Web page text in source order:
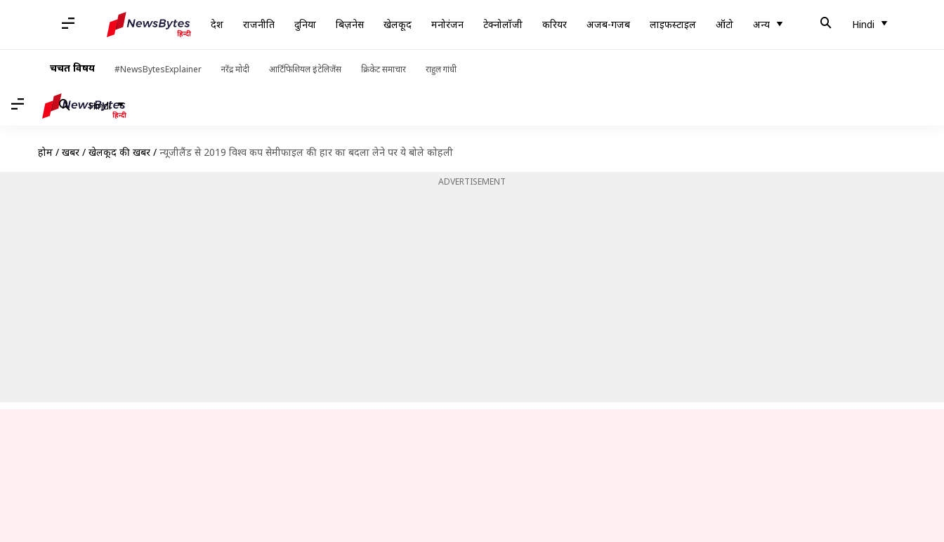
देश राजनीति दुनिया बिज़नेस खेलकूद मनोरंजन टेक्नोलॉजी करियर अजब-गजब लाइफस्टाइल ऑटो अन्य Hindi
चर्चित विषय #NewsBytesExplainer नरेंद्र मोदी आर्टिफिशियल इंटेलिजेंस क्रिकेट समाचार राहुल गांधी
Hindi
होम / खबरें / खेलकूद की खबरें / न्यूजीलैंड से 2019 विश्व कप सेमीफाइल की हार का बदला लेने पर ये बोले कोहली
ADVERTISEMENT